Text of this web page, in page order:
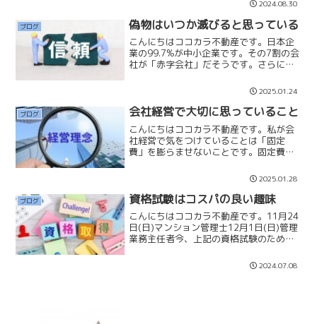
ことになります。10月は沢山空いており
ますので、何卒よろし...
2024.08.30
ブログ 偽物はいつか滅びると思っている
こんにちはココカラ不動産です。日本企
業の99.7%が中小企業です。その7割の会
社が「赤字会社」だそうです。さらに残
苦しんでいると話している会計士
YouTuberさんもいます。企業の「10年生
存率」は1割...
2025.01.24
ブログ 会社経営で大切に思っていること
こんにちはココカラ不動産です。私が会
社経営で気をつけていることは「固定
費」を膨らませないことです。固定費と
も毎月掛かってしまうものです。固定費
に大きな費用を掛けてしまうと創業時の
理念など無くなってしまいま...
2025.01.28
ブログ 資格試験はコスパの良い趣味
こんにちはココカラ不動産です。11月24
日(日)マンション管理士12月1日(日)管理
業務主任者今、上記の資格試験のため、
をするようにしています。朝は4時前に起
きて、web講座や過去問を２時間程度勉
2024.07.08